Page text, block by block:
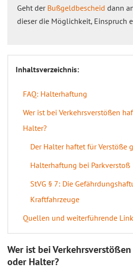
Geht der Bußgeldbescheid dann
dieser die Möglichkeit, Einspruch
Inhaltsverzeichnis:
FAQ: Halterhaftung
Wer ist bei Verkehrsverstößen
Halter?
Der Halter haftet für Verstöße
Halterhaftung bei Parkverstoß
StVG § 7: Die
Kraftfahrzeuge
Quellen und weiterführende
Wer ist bei
oder Halter?